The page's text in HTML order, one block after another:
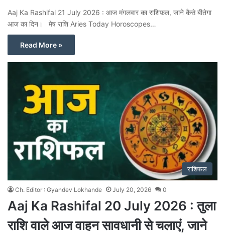
Aaj Ka Rashifal 21 July 2026 : आज मंगलवार का राशिफ़ल, जाने कैसे बीतेगा
आज का दिन। मेष राशि Aries Today Horoscopes…
Read More »
राशिफल
Ch. Editor : Gyandev Lokhande July 20, 2026 0
Aaj Ka Rashifal 20 July 2026 : तुला
राशि वाले आज वाहन सावधानी से चलाएं, जाने